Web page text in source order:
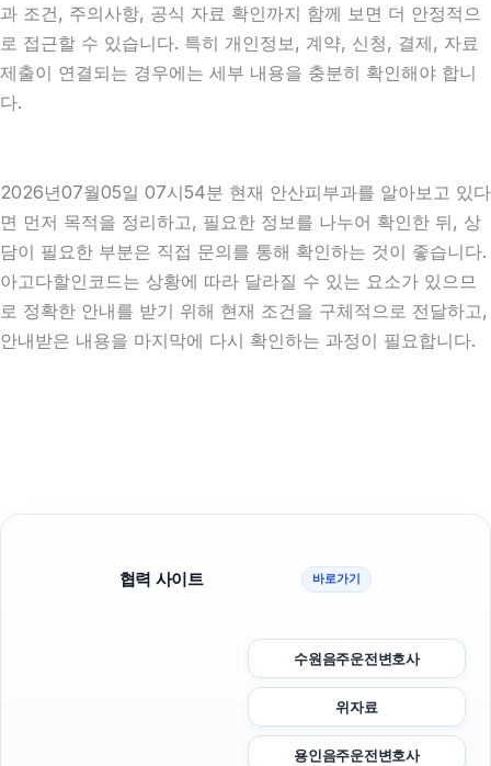
과 조건, 주의사항, 공식 자료 확인까지 함께 보면 더 안정적으
로 접근할 수 있습니다. 특히 개인정보, 계약, 신청, 결제, 자료
제출이 연결되는 경우에는 세부 내용을 충분히 확인해야 합니
다.
2026년07월05일 07시54분 현재 안산피부과를 알아보고 있다
면 먼저 목적을 정리하고, 필요한 정보를 나누어 확인한 뒤, 상
담이 필요한 부분은 직접 문의를 통해 확인하는 것이 좋습니다.
아고다할인코드는 상황에 따라 달라질 수 있는 요소가 있으므
로 정확한 안내를 받기 위해 현재 조건을 구체적으로 전달하고,
안내받은 내용을 마지막에 다시 확인하는 과정이 필요합니다.
협력 사이트 바로가기
수원음주운전변호사
위자료
용인음주운전변호사